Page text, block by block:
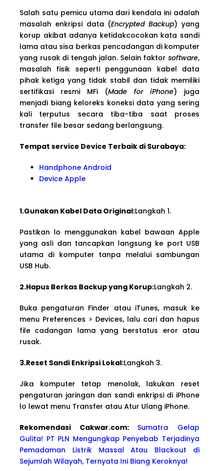
Salah satu pemicu utama dari kendala ini adalah
masalah enkripsi data (Encrypted Backup) yang
korup akibat adanya ketidakcocokan kata sandi
lama atau sisa berkas pencadangan di komputer
yang rusak di tengah jalan. Selain faktor software,
masalah fisik seperti penggunaan kabel data
pihak ketiga yang tidak stabil dan tidak memiliki
sertifikasi resmi MFi (Made for iPhone) juga
menjadi biang keloreks koneksi data yang sering
kali terputus secara tiba-tiba saat proses
transfer file besar sedang berlangsung.
Tempat service Device Terbaik di Surabaya:
Handphone Android
Device Apple
1.Gunakan Kabel Data Original:Langkah 1.
Pastikan lo menggunakan kabel bawaan Apple
yang asli dan tancapkan langsung ke port USB
utama di komputer tanpa melalui sambungan
USB Hub.
2.Hapus Berkas Backup yang Korup:Langkah 2.
Buka pengaturan Finder atau iTunes, masuk ke
menu Preferences > Devices, lalu cari dan hapus
file cadangan lama yang berstatus eror atau
rusak.
3.Reset Sandi Enkripsi Lokal:Langkah 3.
Jika komputer tetap menolak, lakukan reset
pengaturan jaringan dan sandi enkripsi di iPhone
lo lewat menu Transfer atau Atur Ulang iPhone.
Rekomendasi Cakwar.com: Sumatra Gelap
Gulita! PT PLN Mengungkap Penyebab Terjadinya
Pemadaman Listrik Massal Atau Blackout di
Sejumlah Wilayah, Ternyata Ini Biang Keroknya!